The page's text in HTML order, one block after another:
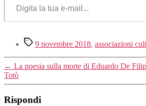
Tag9 novembre 2018, associazioni
← La poesia sulla morte di Eduardo De
Totò
Rispondi